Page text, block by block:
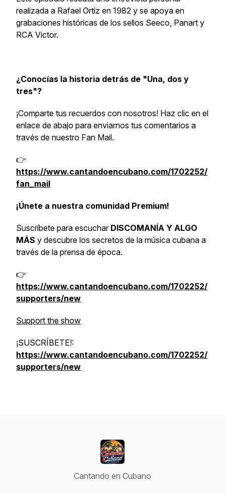
realizada a Rafael Ortiz en 1982 y se apoya en
grabaciones históricas de los sellos Seeco, Panart y
RCA Victor.
¿Conocías la historia detrás de "Una, dos y
tres"?
¡Comparte tus recuerdos con nosotros! Haz clic en el
enlace de abajo para enviarnos tus comentarios a
través de nuestro Fan Mail.
👉
https://www.cantandoencubano.com/1702252/
fan_mail
¡Únete a nuestra comunidad Premium!
Suscríbete para escuchar DISCOMANÍA Y ALGO
MÁS y descubre los secretos de la música cubana a
través de la prensa de época.
👉
https://www.cantandoencubano.com/1702252/
supporters/new
Support the show
¡SUSCRÍBETE!:
https://www.cantandoencubano.com/1702252/
supporters/new
Cantando en Cubano